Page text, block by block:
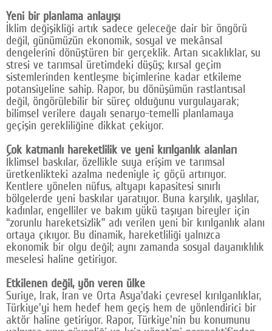
Yeni bir planlama anlayışı
İklim değişikliği artık sadece geleceğe dair bir öngörü
değil, günümüzün ekonomik, sosyal ve mekânsal
dengelerini dönüştüren bir gerçeklik. Artan sıcaklıklar, su
stresi ve tarımsal üretimdeki düşüş; kırsal geçim
sistemlerinden kentleşme biçimlerine kadar etkileme
potansiyeline sahip. Rapor, bu dönüşümün rastlantısal
değil, öngörülebilir bir süreç olduğunu vurgulayarak;
bilimsel verilere dayalı senaryo-temelli planlamaya
geçişin gerekliliğine dikkat çekiyor.
Çok katmanlı hareketlilik ve yeni kırılganlık alanları
İklimsel baskılar, özellikle suya erişim ve tarımsal
üretkenlikteki azalma nedeniyle iç göçü artırıyor.
Kentlere yönelen nüfus, altyapı kapasitesi sınırlı
bölgelerde yeni baskılar yaratıyor. Buna karşılık, yaşlılar,
kadınlar, engelliler ve bakım yükü taşıyan bireyler için
“zorunlu hareketsizlik” adı verilen yeni bir kırılganlık alanı
ortaya çıkıyor. Bu dinamik, hareketliliği yalnızca
ekonomik bir olgu değil; aynı zamanda sosyal dayanıklılık
meselesi haline getiriyor.
Etkilenen değil, yön veren ülke
Suriye, Irak, İran ve Orta Asya'daki çevresel kırılganlıklar,
Türkiye'yi hem hedef hem geçiş hem de yönlendirici bir
aktör haline getiriyor. Rapor, Türkiye'nin bu konumunu